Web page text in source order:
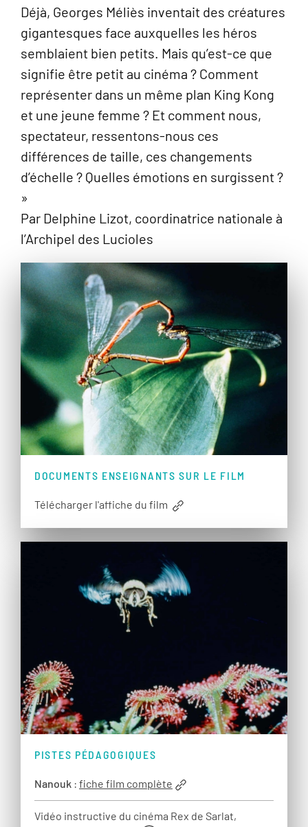
Déjà, Georges Méliès inventait des créatures
gigantesques face auxquelles les héros
semblaient bien petits. Mais qu’est-ce que
signifie être petit au cinéma ? Comment
représenter dans un même plan King Kong
et une jeune femme ? Et comment nous,
spectateur, ressentons-nous ces
différences de taille, ces changements
d’échelle ? Quelles émotions en surgissent ?
»
Par Delphine Lizot, coordinatrice nationale à
l’Archipel des Lucioles
DOCUMENTS ENSEIGNANTS SUR LE FILM
Télécharger l'affiche du film
PISTES PÉDAGOGIQUES
Nanouk : fiche film complète
Vidéo instructive du cinéma Rex de Sarlat,